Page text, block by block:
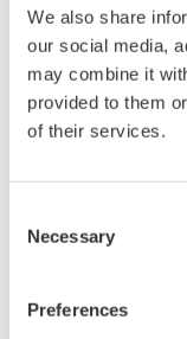
We also share
our social media,
may combine it
provided to them
of their services.
Selection
Necessary
Preferences
2. Ondersteuning
Server 2016
Ondersteuning
toegevoegd. Voor
Windows 10
64-bit worden nu